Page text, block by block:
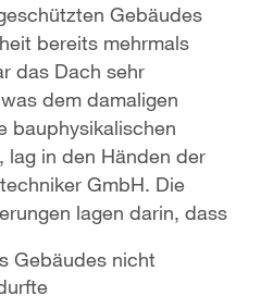
Gebäudes
bereits mehrmals
das Dach sehr
dem damaligen
bauphysikalischen
lag in den Händen der
GmbH. Die
lagen darin, dass
Gebäudes nicht